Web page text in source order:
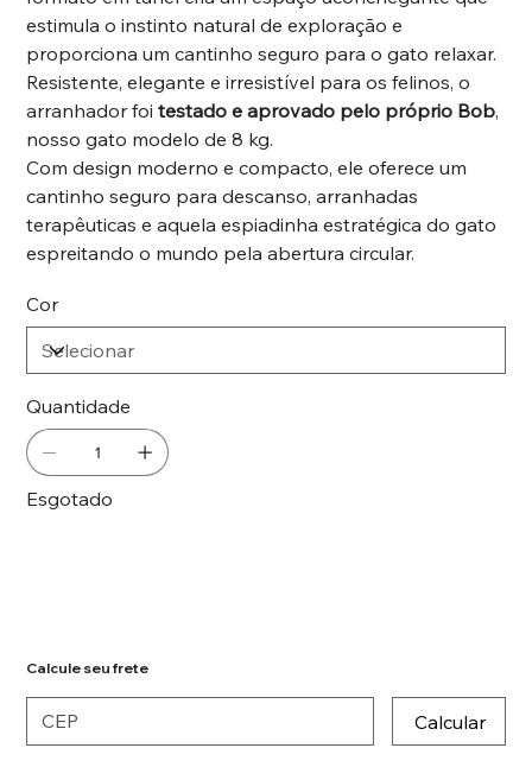
estimula o instinto natural de exploração e
proporciona um cantinho seguro para o gato relaxar.
Resistente, elegante e irresistível para os felinos, o
arranhador foitestado e aprovado pelo próprio Bob,
nosso gato modelo de 8 kg.
Com design moderno e compacto, ele oferece um
cantinho seguro para descanso, arranhadas
terapêuticas e aquela espiadinha estratégica do gato
espreitando o mundo pela abertura circular.
Cor
Quantidade
Esgotado
Calcule seu frete
Calcular